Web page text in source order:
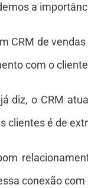
a
CRM de
com o
diz, o CRM
clientes é de
conexão